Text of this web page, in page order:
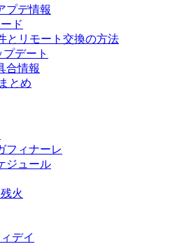
プデ情報
ド
とリモート交換の方法
デート
合情報
とめ
フィナーレ
ジュール
火
デイ